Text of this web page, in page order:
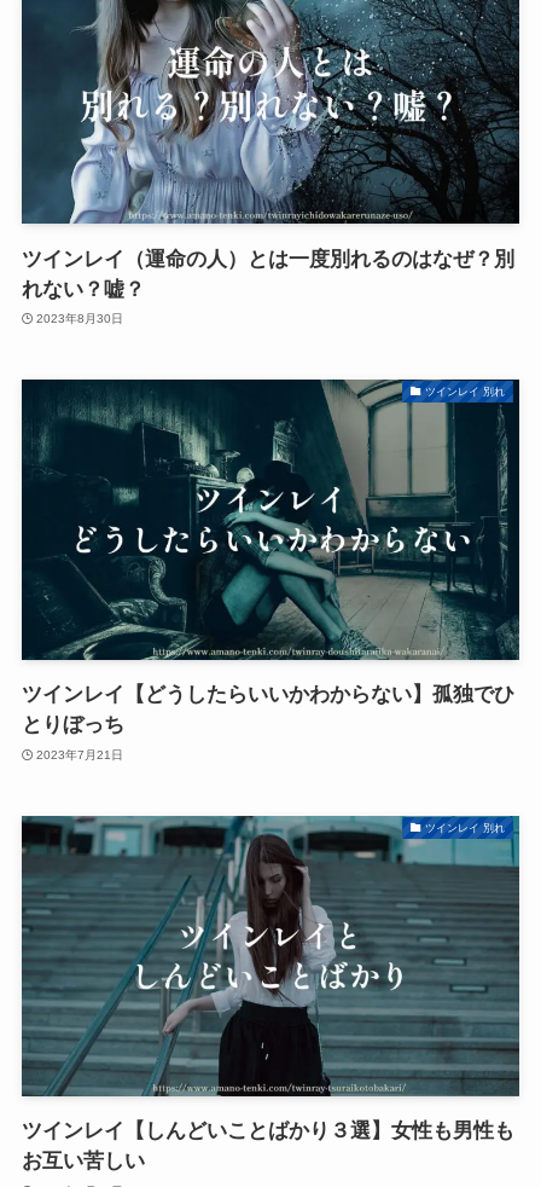
ツインレイ（運命の人）とは一度別れるのはなぜ？別
れない？嘘？
2023年8月30日
ツインレイ 別れ
ツインレイ【どうしたらいいかわからない】孤独でひ
とりぼっち
2023年7月21日
ツインレイ 別れ
ツインレイ【しんどいことばかり３選】女性も男性も
お互い苦しい